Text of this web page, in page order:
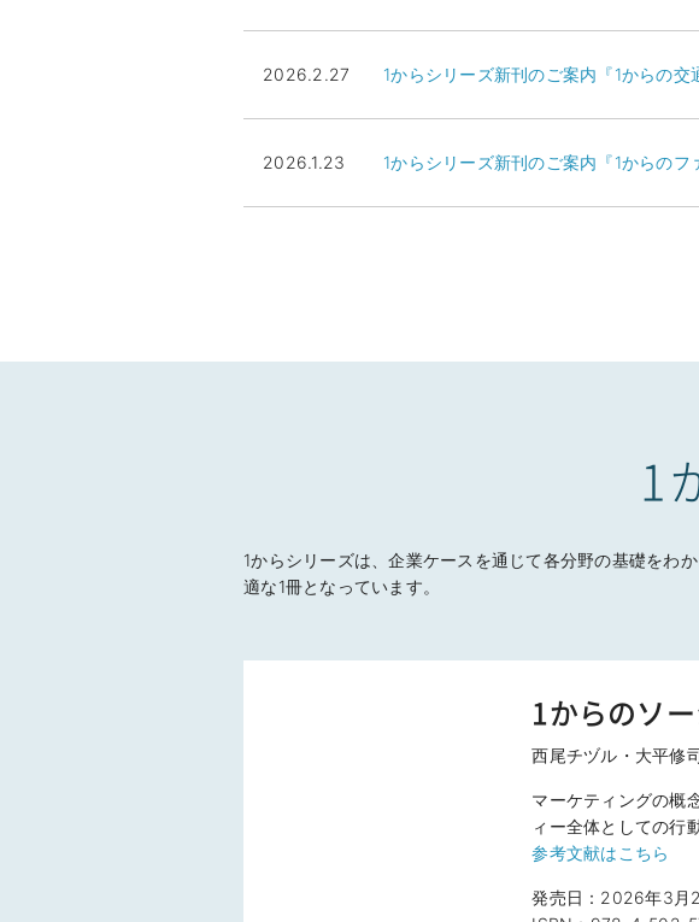
2026.2.27 1からシリーズ新刊のご案内『1からの交
2026.1.23 1からシリーズ新刊のご案内『1からの
1
1からシリーズは、企業ケースを通じて各分野の基礎をわ
適な1冊となっています。
1からのソ
西尾チヅル・大平修
マーケティングの概
ィー全体としての行
参考文献はこちら
発売日：2026年3月